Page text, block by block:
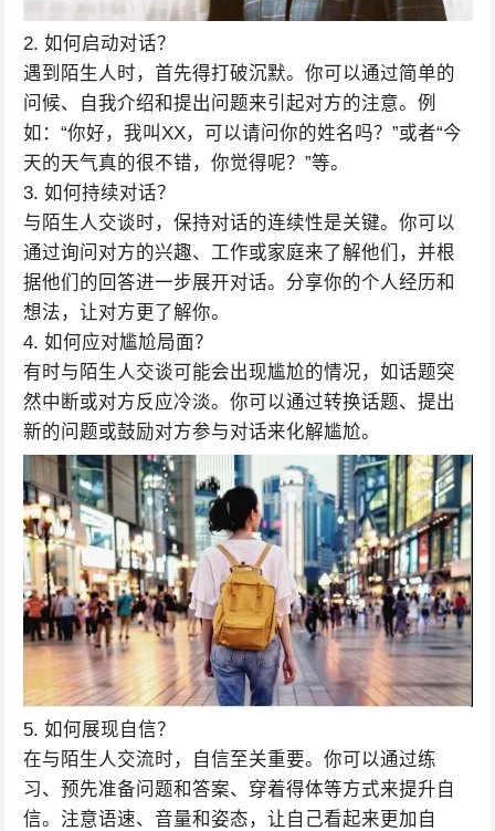
2. 如何启动对话？
遇到陌生人时，首先得打破沉默。你可以通过简单的
问候、自我介绍和提出问题来引起对方的注意。例
如：“你好，我叫XX，可以请问你的姓名吗？”或者“今
天的天气真的很不错，你觉得呢？”等。
3. 如何持续对话？
与陌生人交谈时，保持对话的连续性是关键。你可以
通过询问对方的兴趣、工作或家庭来了解他们，并根
据他们的回答进一步展开对话。分享你的个人经历和
想法，让对方更了解你。
4. 如何应对尴尬局面？
有时与陌生人交谈可能会出现尴尬的情况，如话题突
然中断或对方反应冷淡。你可以通过转换话题、提出
新的问题或鼓励对方参与对话来化解尴尬。
5. 如何展现自信？
在与陌生人交流时，自信至关重要。你可以通过练
习、预先准备问题和答案、穿着得体等方式来提升自
信。注意语速、音量和姿态，让自己看起来更加自